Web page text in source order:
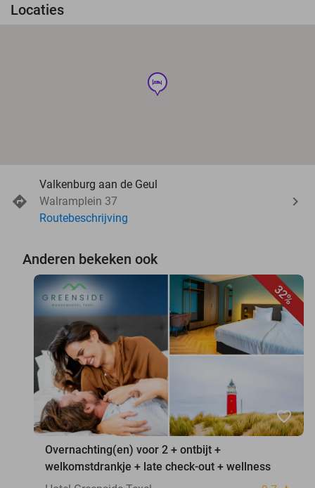
Locaties
hotel
Valkenburg aan de Geul
Walramplein 37
Routebeschrijving
Anderen bekeken ook
32%
favorite_border
Overnachting(en) voor 2 + ontbijt +
welkomstdrankje + late check-out + wellness